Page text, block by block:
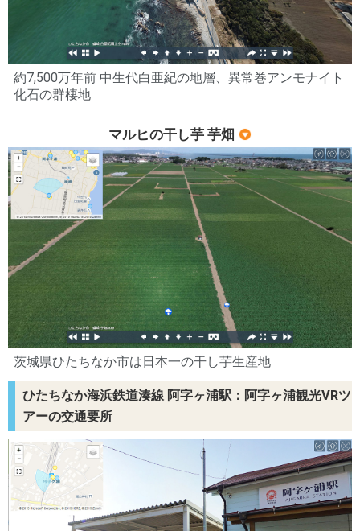
約7,500万年前 中生代白亜紀の地層、異常巻アンモナイト
化石の群棲地
マルヒの干し芋 芋畑
茨城県ひたちなか市は日本一の干し芋生産地
ひたちなか海浜鉄道湊線 阿字ヶ浦駅：阿字ヶ浦観光VRツ
アーの交通要所